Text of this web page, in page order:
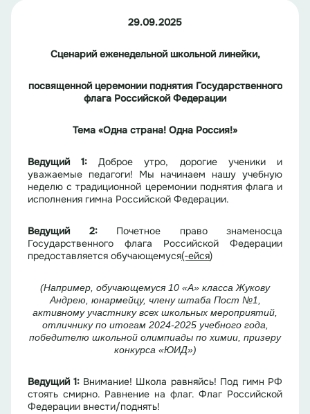
29.09.2025
Сценарий еженедельной школьной линейки,
посвященной церемонии поднятия Государственного
флага Российской Федерации
Тема «Одна страна! Одна Россия!»
Ведущий 1: Доброе утро, дорогие ученики и
уважаемые педагоги! Мы начинаем нашу учебную
неделю с традиционной церемонии поднятия флага и
исполнения гимна Российской Федерации.
Ведущий 2: Почетное право знаменосца
Государственного флага Российской Федерации
предоставляется обучающемуся(-ейся)
(Например, обучающемуся 10 «А» класса Жукову
Андрею, юнармейцу, члену штаба Пост №1,
активному участнику всех школьных мероприятий,
отличнику по итогам 2024-2025 учебного года,
победителю школьной олимпиады по химии, призеру
конкурса «ЮИД»)
Ведущий 1: Внимание! Школа равняйсь! Под гимн РФ
стоять смирно. Равнение на флаг. Флаг Российской
Федерации внести/поднять!